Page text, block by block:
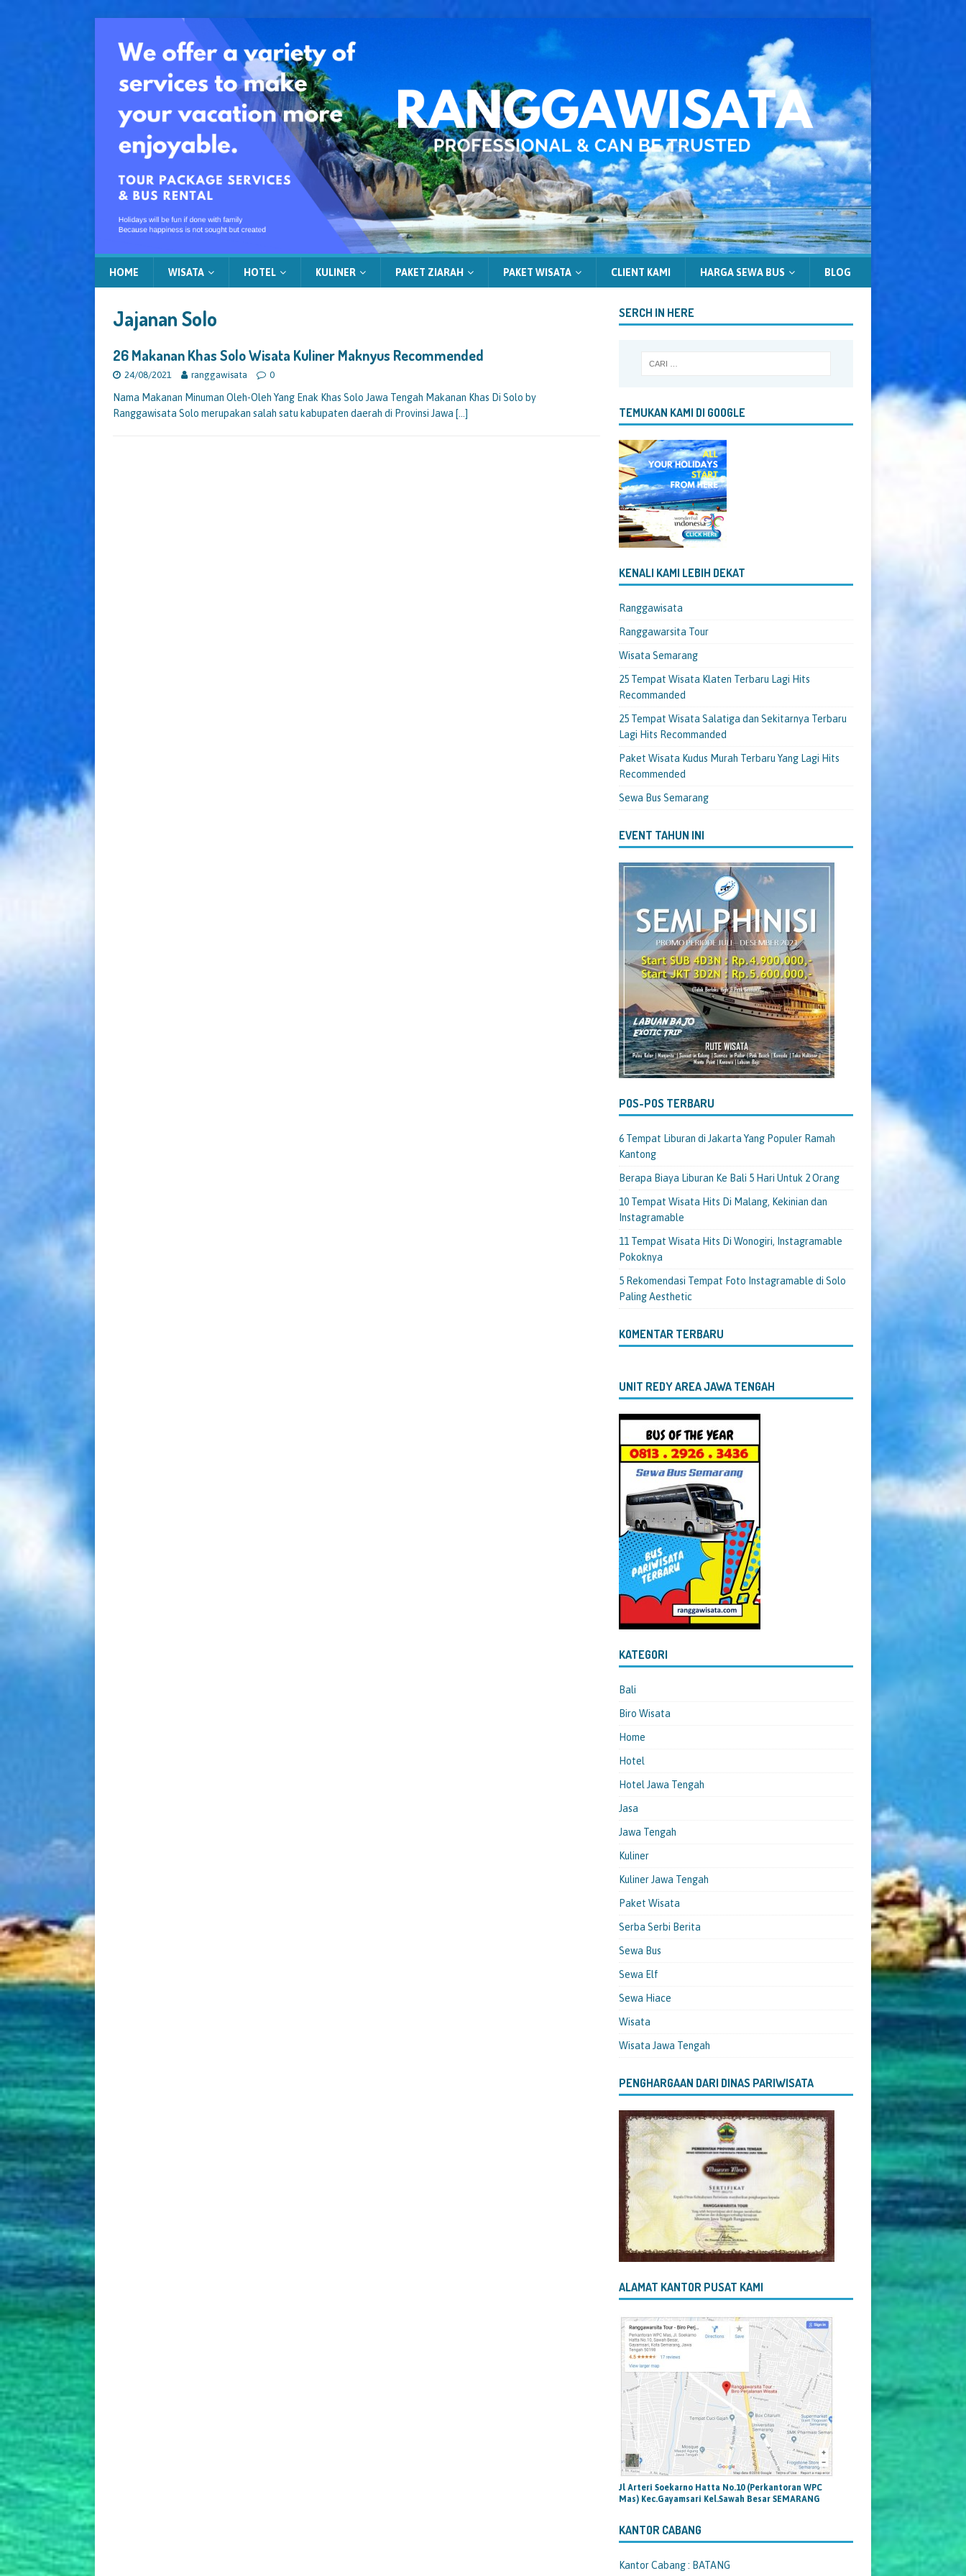
HOME WISATA HOTEL KULINER PAKET ZIARAH PAKET WISATA CLIENT KAMI HARGA SEWA BUS BLOG
Jajanan Solo
26 Makanan Khas Solo Wisata Kuliner Maknyus Recommended
24/08/2021 ranggawisata 0
Nama Makanan Minuman Oleh-Oleh Yang Enak Khas Solo Jawa Tengah Makanan Khas Di Solo by
Ranggawisata Solo merupakan salah satu kabupaten daerah di Provinsi Jawa […]
SERCH IN HERE
TEMUKAN KAMI DI GOOGLE
KENALI KAMI LEBIH DEKAT
Ranggawisata
Ranggawarsita Tour
Wisata Semarang
25 Tempat Wisata Klaten Terbaru Lagi Hits
Recommanded
25 Tempat Wisata Salatiga dan Sekitarnya Terbaru
Lagi Hits Recommanded
Paket Wisata Kudus Murah Terbaru Yang Lagi Hits
Recommended
Sewa Bus Semarang
EVENT TAHUN INI
POS-POS TERBARU
6 Tempat Liburan di Jakarta Yang Populer Ramah
Kantong
Berapa Biaya Liburan Ke Bali 5 Hari Untuk 2 Orang
10 Tempat Wisata Hits Di Malang, Kekinian dan
Instagramable
11 Tempat Wisata Hits Di Wonogiri, Instagramable
Pokoknya
5 Rekomendasi Tempat Foto Instagramable di Solo
Paling Aesthetic
KOMENTAR TERBARU
UNIT REDY AREA JAWA TENGAH
KATEGORI
Bali
Biro Wisata
Home
Hotel
Hotel Jawa Tengah
Jasa
Jawa Tengah
Kuliner
Kuliner Jawa Tengah
Paket Wisata
Serba Serbi Berita
Sewa Bus
Sewa Elf
Sewa Hiace
Wisata
Wisata Jawa Tengah
PENGHARGAAN DARI DINAS PARIWISATA
ALAMAT KANTOR PUSAT KAMI
Jl Arteri Soekarno Hatta No.10 (Perkantoran WPC
Mas) Kec.Gayamsari Kel.Sawah Besar SEMARANG
KANTOR CABANG
Kantor Cabang : BATANG